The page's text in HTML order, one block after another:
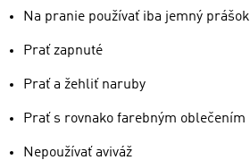
Na pranie používať iba jemný prášok
Prať zapnuté
Prať a žehliť naruby
Prať s rovnako farebným oblečením
Nepoužívať aviváž